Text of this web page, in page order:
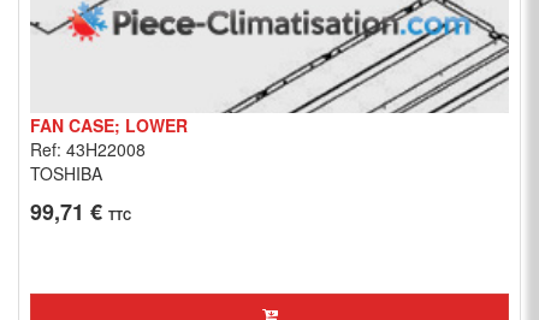
FAN CASE; LOWER
Ref: 43H22008
TOSHIBA
99,71 € TTC